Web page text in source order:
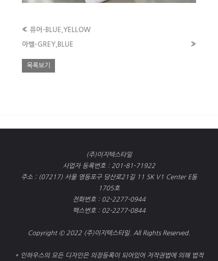
« 퓨어-BLUE,YELLOW
아벨-GREY,BLUE »
목록보기
(주)이지텍스타일
사업자 등록번호 : 201-81-71922
주소 : (07217) 서울 영등포구 당산로21길 11 SK V1 Center E동
1705호
전화번호 : 02-2277-0944
팩스번호 : 02-2277-0844
Copyright © 2022 (주)이지텍스타일. All Rights Reserved.
* 인하우스의 모든 디자인은 의장등록이 되어있어 저작권법에 의해 법적